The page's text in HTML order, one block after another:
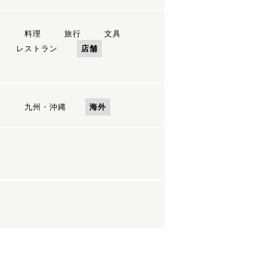
料理 旅行
文具
レストラン
店舗
九州・沖縄 海外